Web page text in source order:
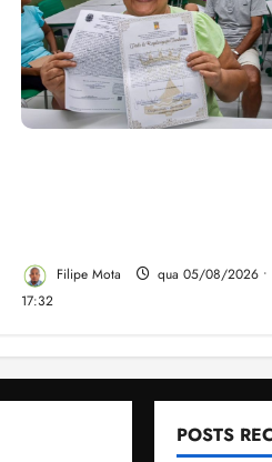
Filipe Mota
qua 05/08/2026 •
17:32
POSTS